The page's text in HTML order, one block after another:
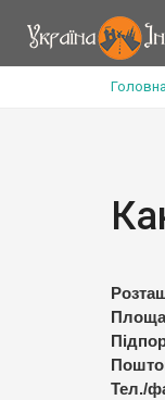
Площа
Тел./